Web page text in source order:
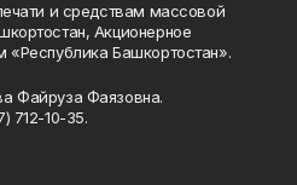
и средствам массовой
Акционерное
Башкортостан».
Файруза Фаязовна.
712-10-35.